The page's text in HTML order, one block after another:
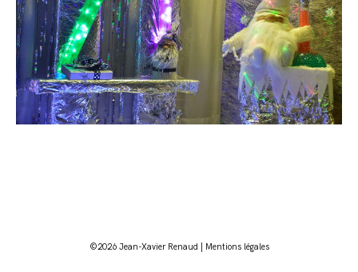
©2026 Jean-Xavier Renaud | Mentions légales